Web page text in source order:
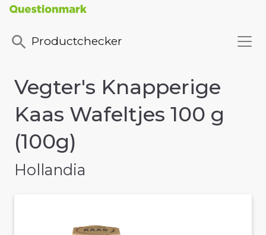
Productchecker
Vegter's Knapperige
Kaas Wafeltjes 100 g
(100g)
Hollandia